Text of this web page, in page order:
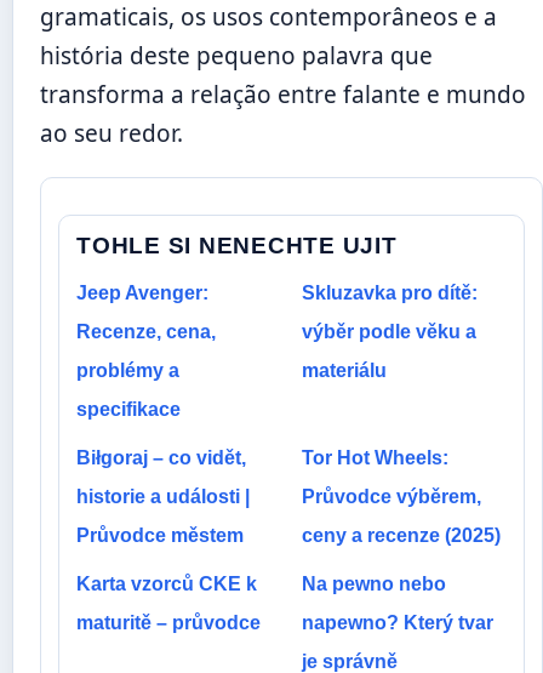
gramaticais, os usos contemporâneos e a
história deste pequeno palavra que
transforma a relação entre falante e mundo
ao seu redor.
TOHLE SI NENECHTE UJIT
Jeep Avenger:
Recenze, cena,
problémy a
specifikace
Skluzavka pro dítě:
výběr podle věku a
materiálu
Biłgoraj – co vidět,
historie a události |
Průvodce městem
Tor Hot Wheels:
Průvodce výběrem,
ceny a recenze (2025)
Karta vzorců CKE k
maturitě – průvodce
Na pewno nebo
napewno? Který tvar
je správně